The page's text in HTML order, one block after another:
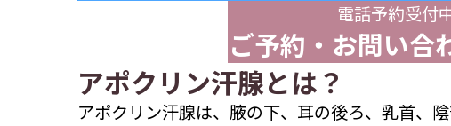
電話予約受付
ご予約・お問い合
アポクリン汗腺とは？
アポクリン汗腺は、腋の下、耳の後ろ、乳首、